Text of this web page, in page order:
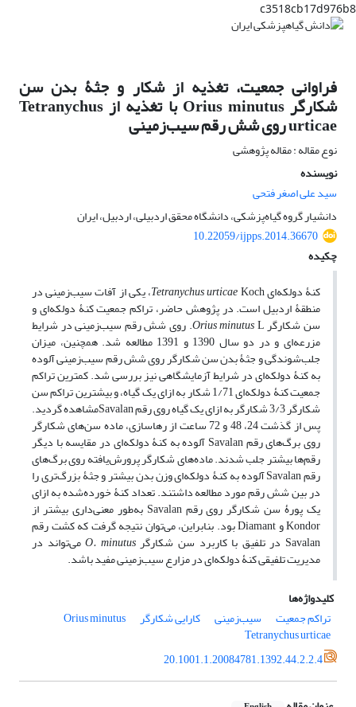
c3518cb17d976b8
فراوانی جمعیت، تغذیه از شکار و جثۀ بدن سن
شکارگر Orius minutus با تغذیه از Tetranychus
urticae روی شش رقم سیب‌زمینی
نوع مقاله : مقاله پژوهشی
نویسنده
سید علی اصغر فتحی
دانشیار گروه گیاه‌پزشکی، دانشگاه محقق اردبیلی، اردبیل، ایران
10.22059/ijpps.2014.36670
چکیده
کنۀ دولکه‌ای
Tetranychus urticaeKoch، یکی از آفات سیب‌زمینی در
منطقۀ اردبیل است. در پژوهش حاضر، تراکم جمعیت کنۀ دولکه‌ای و
سن شکارگر Orius minutusL. روی شش رقم سیب‌زمینی در شرایط
مزرعه‌ای و در دو سال 1390 و 1391 مطالعه شد. همچنین، میزان
جلب‌شوندگی و جثۀ بدن سن شکارگر روی شش رقم سیب‌زمینی آلوده
به کنۀ دولکه‌ای در شرایط آزمایشگاهی نیز بررسی شد. کمترین تراکم
جمعیت کنۀ دولکه‌ای 1/71 شکار به ازای یک گیاه، و بیشترین تراکم سن
شکارگر 3/3 شکارگر به ازای یک گیاه روی رقم Savalanمشاهده گردید.
پس از گذشت 24، 48 و 72 ساعت از رهاسازی، ماده ‌‌سن‌های شکارگر
روی برگ‌های رقم Savalan آلوده به کنۀ دولکه‌ای در مقایسه با دیگر
رقم‌ها بیشتر جلب شدند. ماده‌های شکارگر پرورش‌یافته روی برگ‌های
رقم Savalan آلوده به کنۀ دولکه‌ای وزن بدن بیشتر و جثۀ بزرگ‌تری را
در بین شش رقم مورد مطالعه داشتند. تعداد کنۀ خورده‌شده به ازای
یک پورۀ سن شکارگر روی رقم Savalan به‌طور معنی‌داری بیشتر از
Kondor و Diamant بود. بنابراین، می‌توان نتیجه‌ گرفت که کشت رقم
Savalan در تلفیق با کاربرد سن شکارگر O. minutusمی‌تواند در
مدیریت تلفیقی کنۀ دولکه‌ای در مزارع سیب‌زمینی مفید باشد.
کلیدواژه‌ها
تراکم جمعیت
سیب‌زمینی کارایی شکارگر Orius minutus
Tetranychus urticae
20.1001.1.20084781.1392.44.2.2.4